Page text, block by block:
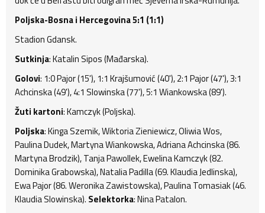
Poljska-Bosna i Hercegovina 5:1 (1:1)
Stadion Gdansk.
Sutkinja: Katalin Sipos (Mađarska).
Golovi: 1:0 Pajor (15'), 1:1 Krajšumović (40'), 2:1 Pajor (47'), 3:1
Achcinska (49'), 4:1 Slowinska (77'), 5:1 Wiankowska (89').
Žuti kartoni: Kamczyk (Poljska).
Poljska: Kinga Szemik, Wiktoria Zieniewicz, Oliwia Wos,
Paulina Dudek, Martyna Wiankowska, Adriana Achcinska (86.
Martyna Brodzik), Tanja Pawollek, Ewelina Kamczyk (82.
Dominika Grabowska), Natalia Padilla (69. Klaudia Jedlinska),
Ewa Pajor (86. Weronika Zawistowska), Paulina Tomasiak (46.
Klaudia Slowinska). Selektorka: Nina Patalon.